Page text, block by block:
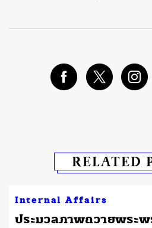
RELATED
Internal Affairs
ประมวลภาพถวายพระพ